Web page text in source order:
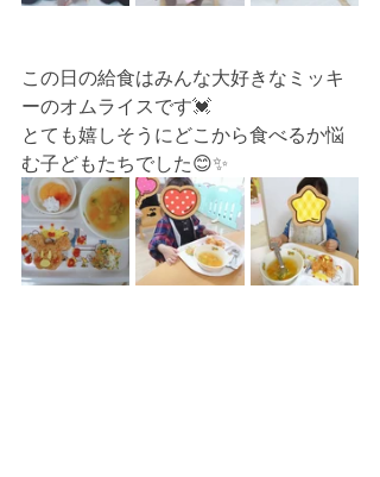
この日の給食はみんな大好きなミッキ
ーのオムライスです💓
とても嬉しそうにどこから食べるか悩
む子どもたちでした😊✨